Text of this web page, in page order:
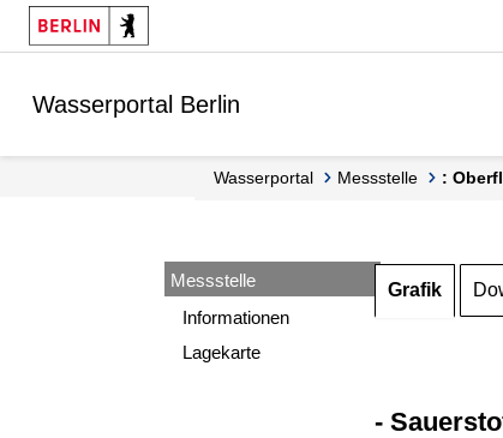
Springe zur Navigation
Springe zum Inhalt
Wasserportal Berlin
Wasserportal Messstelle :
Messstelle
Informationen
Lagekarte
Grafik
-